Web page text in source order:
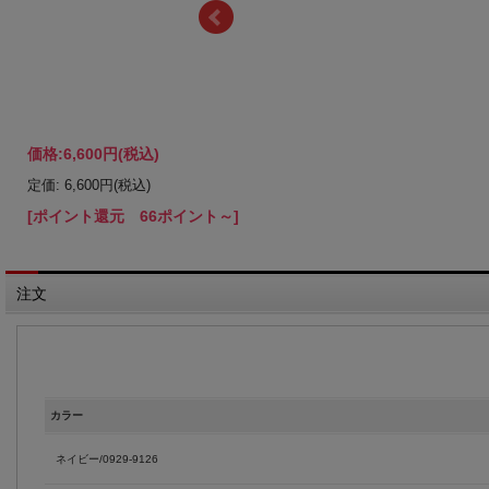
価格:6,600円(税込)
定価: 6,600円(税込)
[ポイント還元 66ポイント～]
注文
カラー
ネイビー/0929-9126